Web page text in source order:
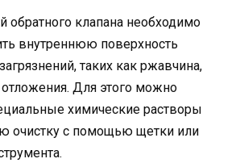
обратного клапана необходимо
внутреннюю поверхность
таких как ржавчина,
отложения. Для этого можно
химические растворы
очистку с помощью щетки или